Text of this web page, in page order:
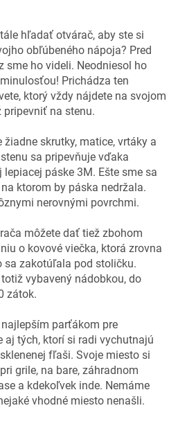
hľadať otvárač, aby ste si
obľúbeného nápoja? Pred
sme ho videli. Neodniesol ho
Prichádza ten
ktorý vždy nájdete na svojom
pripevniť na stenu.
žiadne skrutky, matice, vrtáky a
sa pripevňuje vďaka
páske 3M. Ešte sme sa
ktorom by páska nedržala.
nerovnými povrchmi.
môžete dať tiež zbohom
o kovové viečka, ktorá zrovna
sa zakotúľala pod stoličku.
vybavený nádobkou, do
zátok.
parťákom pre
aj tých, ktorí si radi vychutnajú
fľaši. Svoje miesto si
grile, na bare, záhradnom
a kdekoľvek inde. Nemáme
vhodné miesto nenašli.